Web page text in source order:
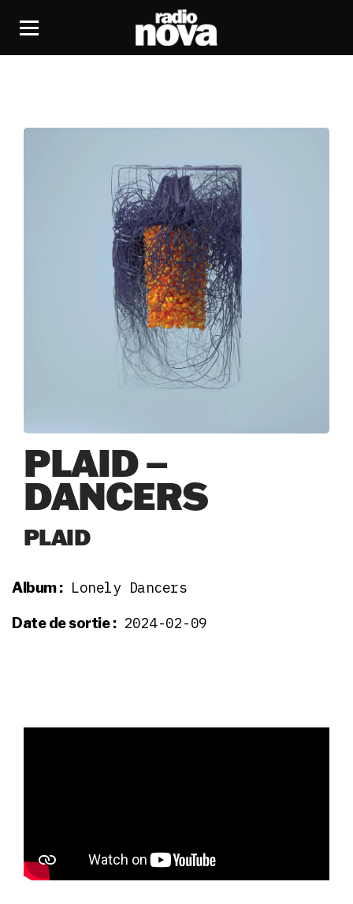
PLAID –
DANCERS
PLAID
Album :Lonely Dancers
Date de sortie :2024-02-09